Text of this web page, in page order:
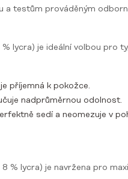
a testům prováděným
lycra) je ideální volbou pro
příjemná k pokožce.
nadprůměrnou odolnost.
sedí a neomezuje v
% lycra) je navržena pro